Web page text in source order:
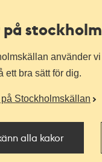
på
använder
ett bra sätt för dig.
Stockholmskällan
alla kakor